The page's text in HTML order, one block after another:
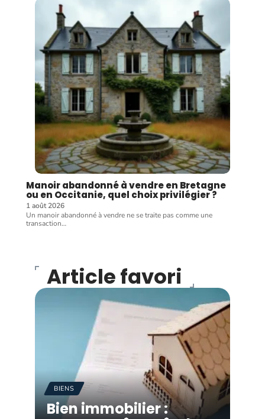
Manoir abandonné à vendre en Bretagne
ou en Occitanie, quel choix privilégier ?
1 août 2026
Un manoir abandonné à vendre ne se traite pas comme une
transaction…
Article favori
BIENS
Bien immobilier :